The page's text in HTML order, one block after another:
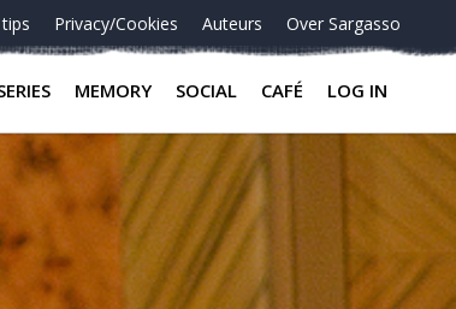
Privacy/Cookies Auteurs Over Sargasso
MEMORY SOCIAL CAFÉ LOG IN